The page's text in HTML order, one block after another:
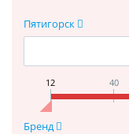
Пятигорск
12 40
Бренд